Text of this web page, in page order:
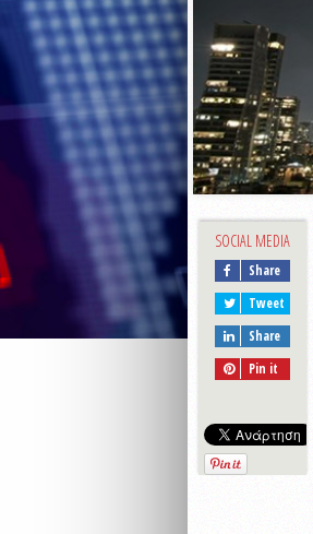
SOCIAL MEDIA
Share
Tweet
Share
Pin it